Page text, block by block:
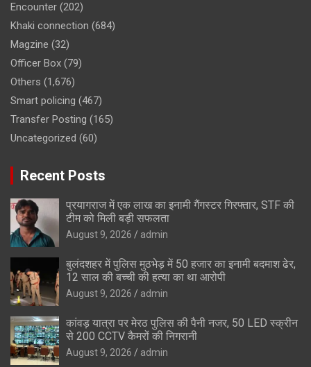
Encounter (202)
Khaki connection (684)
Magzine (32)
Officer Box (79)
Others (1,676)
Smart policing (467)
Transfer Posting (165)
Uncategorized (60)
Recent Posts
प्रयागराज में एक लाख का इनामी गैंगस्टर गिरफ्तार, STF की
टीम को मिली बड़ी सफलता
August 9, 2026 admin
बुलंदशहर में पुलिस मुठभेड़ में 50 हजार का इनामी बदमाश ढेर,
12 साल की बच्ची की हत्या का था आरोपी
August 9, 2026 admin
कांवड़ यात्रा पर मेरठ पुलिस की पैनी नजर, 50 LED स्क्रीन
से 200 CCTV कैमरों की निगरानी
August 9, 2026 admin